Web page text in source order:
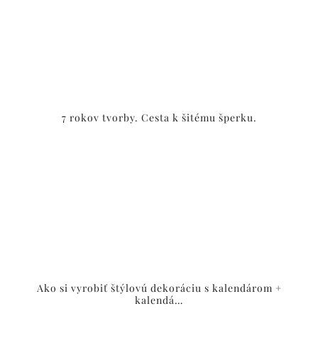
7 rokov tvorby. Cesta k šitému šperku.
Ako si vyrobiť štýlovú dekoráciu s kalendárom +
kalendá…